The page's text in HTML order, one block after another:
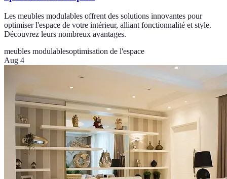
Les meubles modulables offrent des solutions innovantes pour
optimiser l'espace de votre intérieur, alliant fonctionnalité et style.
Découvrez leurs nombreux avantages.
meubles modulablesoptimisation de l'espace
Aug 4